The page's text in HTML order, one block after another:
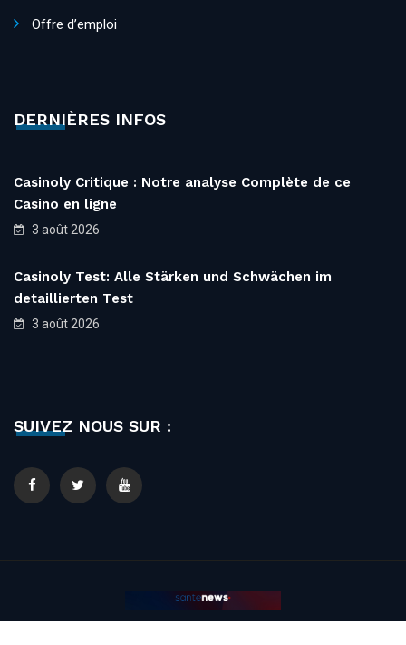
Offre d’emploi
DERNIÈRES INFOS
Casinoly Critique : Notre analyse Complète de ce
Casino en ligne
3 août 2026
Casinoly Test: Alle Stärken und Schwächen im
detaillierten Test
3 août 2026
SUIVEZ NOUS SUR :